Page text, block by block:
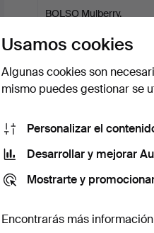
BOLSO Mulberry.
Subastado 8 jul 2026
454 USD
Usamos cookies
Algunas cookies son
mismo puedes gestionar se
Personalizar el
Desarrollar y mejorar
Mostrarte y
Encontrarás más